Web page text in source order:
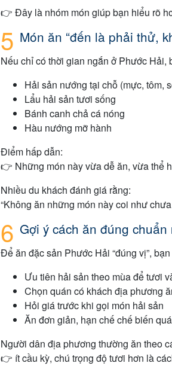
👉 Đây là nhóm món giúp bạn hiểu rõ
Món ăn “đến là phải thử,
Nếu chỉ có thời gian ngắn ở Phước
Hải sản nướng tại chỗ (mực, tôm,
Lẩu hải sản tươi sống
Bánh canh chả cá nóng
Hàu nướng mỡ hành
Điểm hấp dẫn:
👉 Những món này vừa dễ ăn, vừa thể
Nhiều du khách đánh giá rằng:
“Không ăn những món này coi như
Gợi ý cách ăn đúng
Để ăn đặc sản Phước Hải “đúng vị”,
Ưu tiên hải sản theo mùa để tươi
Chọn quán có khách địa phương
Hỏi giá trước khi gọi món hải sản
Ăn đơn giản, hạn chế chế biến
Người dân địa phương thường ăn theo
👉 ít cầu kỳ, chú trọng độ tươi hơn là